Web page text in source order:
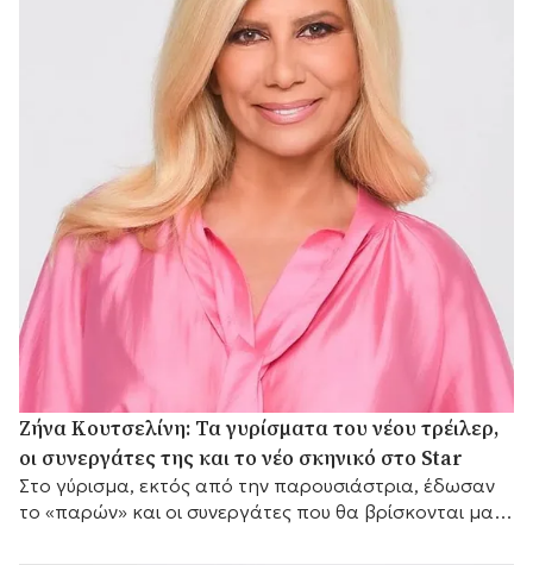
Ζήνα Κουτσελίνη: Τα γυρίσματα του νέου τρέιλερ,
οι συνεργάτες της και το νέο σκηνικό στο Star
Στο γύρισμα, εκτός από την παρουσιάστρια, έδωσαν
το «παρών» και οι συνεργάτες που θα βρίσκονται μαζί